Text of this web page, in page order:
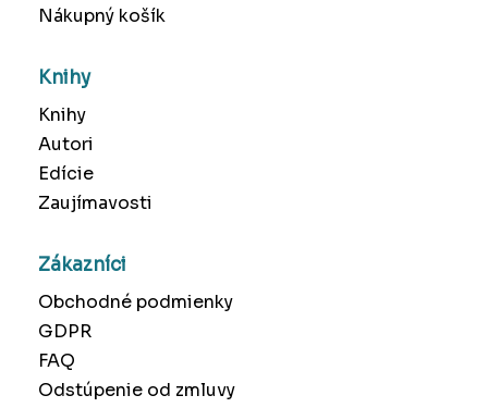
Nákupný košík
Knihy
Knihy
Autori
Edície
Zaujímavosti
Zákazníci
Obchodné podmienky
GDPR
FAQ
Odstúpenie od zmluvy